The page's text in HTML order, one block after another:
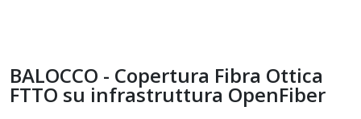
BALOCCO - Copertura Fibra Ottica
FTTO su infrastruttura OpenFiber